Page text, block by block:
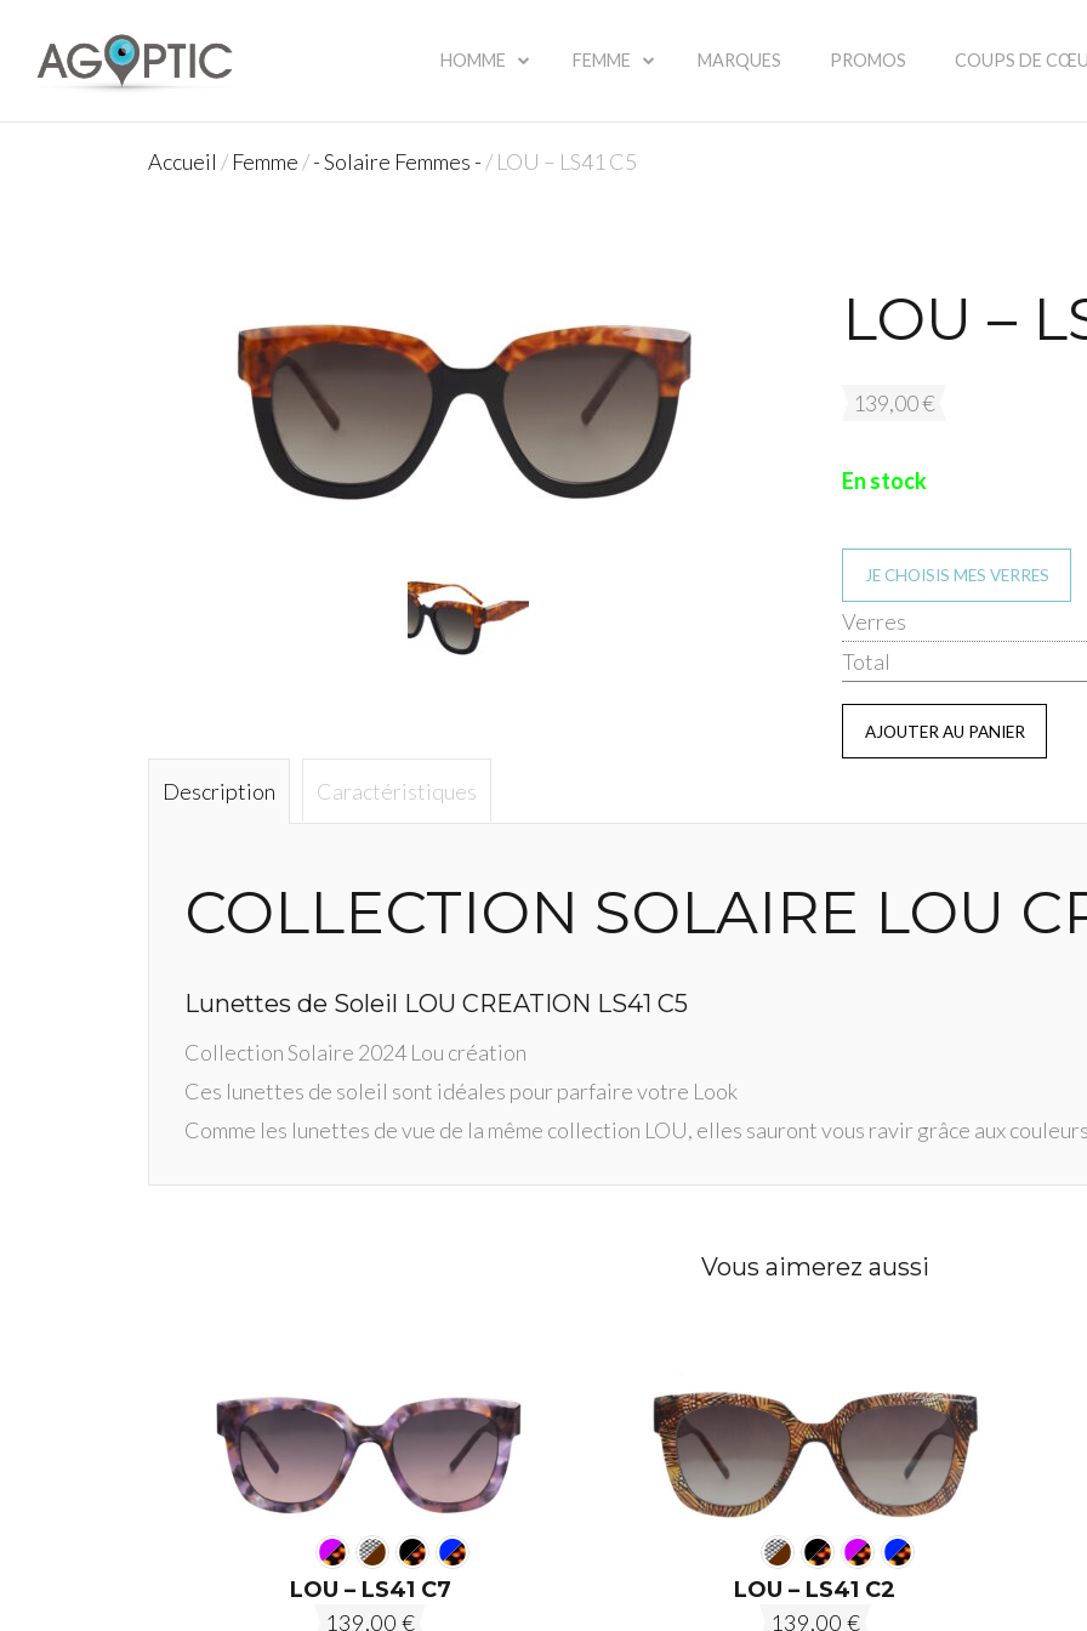
HOMME FEMME MARQUES PROMOS COUPS DE
Accueil / Femme /- Solaire Femmes - / LOU – LS41 C5
LOU –
139,00€
En stock
JE CHOISIS MES VERRES
Verres
Total
Description Caractéristiques
COLLECTION SOLAIRE LOU
Lunettes de Soleil LOU CREATION LS41 C5
Collection Solaire 2024 Lou création
Ces lunettes de soleil sont idéales pour parfaire votre Look
Comme les lunettes de vue de la même collection LOU, elles sauront vous ravir grâce aux
Vous aimerez aussi
LOU – LS41 C7
139,00€
LOU – LS41 C2
139,00 €